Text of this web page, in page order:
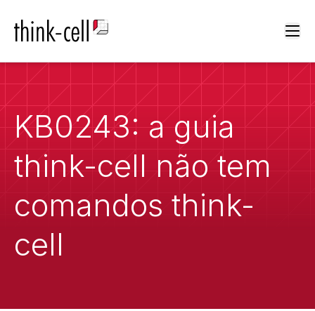
KB0243: a guia
think-cell não tem
comandos think-
cell